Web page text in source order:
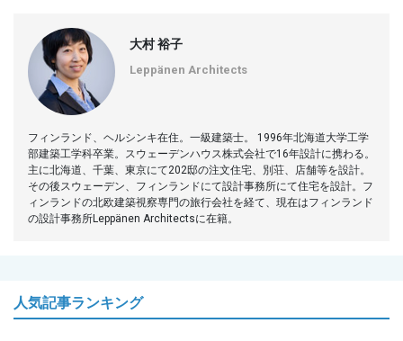
大村 裕子
Leppänen Architects
フィンランド、ヘルシンキ在住。一級建築士。 1996年北海道大学工学
部建築工学科卒業。スウェーデンハウス株式会社で16年設計に携わる。
主に北海道、千葉、東京にて202邸の注文住宅、別荘、店舗等を設計。
その後スウェーデン、フィンランドにて設計事務所にて住宅を設計。フ
ィンランドの北欧建築視察専門の旅行会社を経て、現在はフィンランド
の設計事務所Leppänen Architectsに在籍。
人気記事ランキング